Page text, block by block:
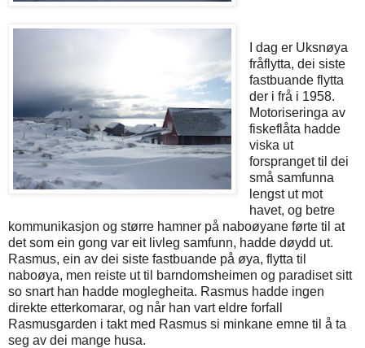
I dag er Uksnøya
fråflytta, dei siste
fastbuande flytta
der i frå i 1958.
Motoriseringa av
fiskeflåta hadde
viska ut
forspranget til dei
små samfunna
lengst ut mot
havet, og betre
kommunikasjon og større hamner på naboøyane førte til at
det som ein gong var eit livleg samfunn, hadde døydd ut.
Rasmus, ein av dei siste fastbuande på øya, flytta til
naboøya, men reiste ut til barndomsheimen og paradiset sitt
so snart han hadde moglegheita. Rasmus hadde ingen
direkte etterkomarar, og når han vart eldre forfall
Rasmusgarden i takt med Rasmus si minkane emne til å ta
seg av dei mange husa.